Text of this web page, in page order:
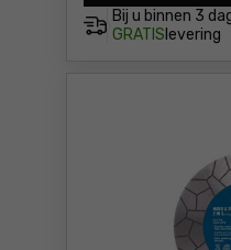
Bij u binnen 3
GRATIS levering